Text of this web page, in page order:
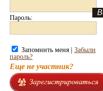
Пароль:
Запомнить меня | Забыли
пароль?
Еще не участник?